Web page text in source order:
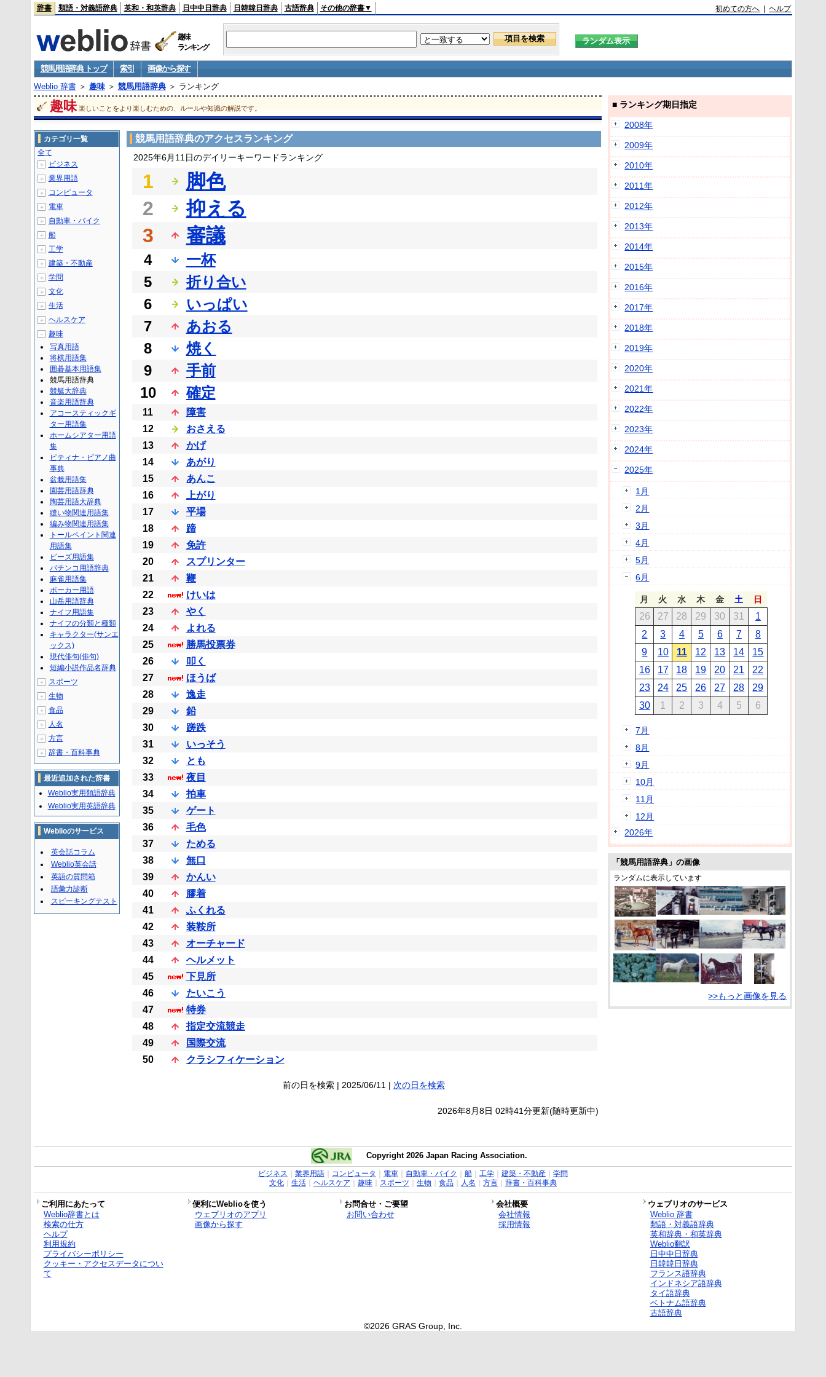
辞書 類語・対義語辞典 英和・和英辞典 日中中日辞典 日韓韓日辞典 古語辞典 その他の辞書▼ 初めての方へ |ヘルプ
趣味
ランキング
競馬用語辞典 トップ 索引
画像から探す
Weblio 辞書＞ 趣味＞ 競馬用語辞典＞ ランキング
趣味 楽しいことをより楽しむための、ルールや知識の解説です。
競馬用語辞典のアクセスランキング
2025年6月11日のデイリーキーワードランキング
1
脚色
2
抑える
3
審議
4
一杯
5
折り合い
6
いっぱい
7
あおる
8
焼く
9
手前
10
確定
11
障害
12
おさえる
13
かげ
14
あがり
15
あんこ
16
上がり
17
平場
18
蹄
19
免許
20
スプリンター
21
鞭
22
けいは
23
やく
24
よれる
25
勝馬投票券
26
叩く
27
ほうば
28
逸走
29
鉛
30
蹉跌
31
いっそう
32
とも
33
夜目
34
拍車
35
ゲート
36
毛色
37
ためる
38
無口
39
かんい
40
膠着
41
ふくれる
42
装鞍所
43
オーチャード
44
ヘルメット
45
下見所
46
たいこう
47
特券
48
指定交流競走
49
国際交流
50
クラシフィケーション
前の日を検索 | 2025/06/11 | 次の日を検索
2026年8月8日 02時41分更新(随時更新中)
カテゴリ一覧
全て
＋ ビジネス
＋ 業界用語
＋ コンピュータ
＋ 電車
＋ 自動車・バイク
＋ 船
＋ 工学
＋ 建築・不動産
＋ 学問
＋ 文化
＋ 生活
＋ ヘルスケア
－
趣味
写真用語
将棋用語集
囲碁基本用語集
競馬用語辞典
競艇大辞典
音楽用語辞典
アコースティックギ
ター用語集
ホームシアター用語
集
ピティナ・ピアノ曲
事典
盆栽用語集
園芸用語辞典
陶芸用語大辞典
縫い物関連用語集
編み物関連用語集
トールペイント関連
用語集
ビーズ用語集
パチンコ用語辞典
麻雀用語集
ポーカー用語
山岳用語辞典
ナイフ用語集
ナイフの分類と種類
キャラクター(サンエ
ックス)
現代俳句(俳句)
短編小説作品名辞典
＋ スポーツ
＋ 生物
＋ 食品
＋ 人名
＋ 方言
＋ 辞書・百科事典
最近追加された辞書
Weblio実用類語辞典
Weblio実用英語辞典
Weblioのサービス
英会話コラム
Weblio英会話
英語の質問箱
語彙力診断
スピーキングテスト
■ ランキング期日指定
2008年
2009年
2010年
2011年
2012年
2013年
2014年
2015年
2016年
2017年
2018年
2019年
2020年
2021年
2022年
2023年
2024年
2025年
1月
2月
3月
4月
5月
6月
月 火 水 木 金 土 日
26 27 28 29 30 31
1
2
3 4 5 6 7
8
9
10 11 12 13 14
15
16
17 18 19 20 21
22
23
24 25 26 27 28
29
30
1 2 3 4 5 6
7月
8月
9月
10月
11月
12月
2026年
「競馬用語辞典」の画像
ランダムに表示しています
>>もっと画像を見る
Copyright 2026 Japan Racing Association.
ビジネス 業界用語｜ コンピュータ 電車｜ 自動車・バイク 船｜ 工学｜ 建築・不動産｜ 学問
文化｜ 生活｜ ヘルスケア 趣味｜ スポーツ 生物 食品｜ 人名 方言｜ 辞書・百科事典
ご利用にあたって 便利にWeblioを使う お問合せ・ご要望 会社概要
ウェブリオのサービス
Weblio辞書とは
検索の仕方
ヘルプ
利用規約
プライバシーポリシー
クッキー・アクセスデータについ
て
ウェブリオのアプリ
画像から探す
お問い合わせ
会社情報
採用情報
Weblio 辞書
類語・対義語辞典
英和辞典・和英辞典
Weblio翻訳
日中中日辞典
日韓韓日辞典
フランス語辞典
インドネシア語辞典
タイ語辞典
ベトナム語辞典
古語辞典
©2026 GRAS Group, Inc.